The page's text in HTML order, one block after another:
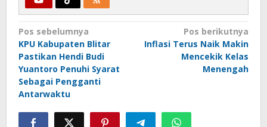
Navigasi
pos
Pos sebelumnya
KPU Kabupaten Blitar
Pastikan Hendi Budi
Yuantoro Penuhi Syarat
Sebagai Pengganti
Antarwaktu
Pos berikutnya
Inflasi Terus Naik Makin
Mencekik Kelas
Menengah